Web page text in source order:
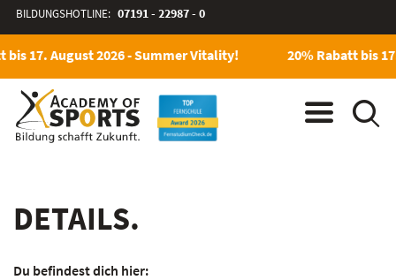
BILDUNGSHOTLINE: 07191 - 22987 - 0
bis 17. August 2026 - Summer Vitality! 20% Rabatt bis
DETAILS.
Du befindest dich hier: